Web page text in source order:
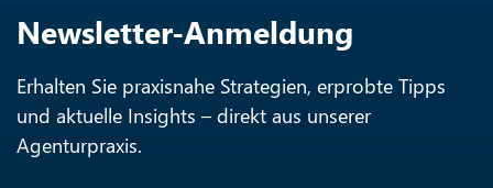
Newsletter-Anmeldung
Erhalten Sie praxisnahe Strategien, erprobte Tipps
und aktuelle Insights – direkt aus unserer
Agenturpraxis.